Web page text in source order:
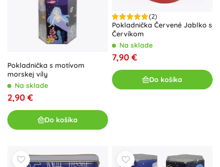
Pokladnička s motívom
morskej víly
Na sklade
2,90 €
Do košíka
(2)
Pokladnička Červené Jablko s
Červíkom
Na sklade
7,90 €
Do košíka